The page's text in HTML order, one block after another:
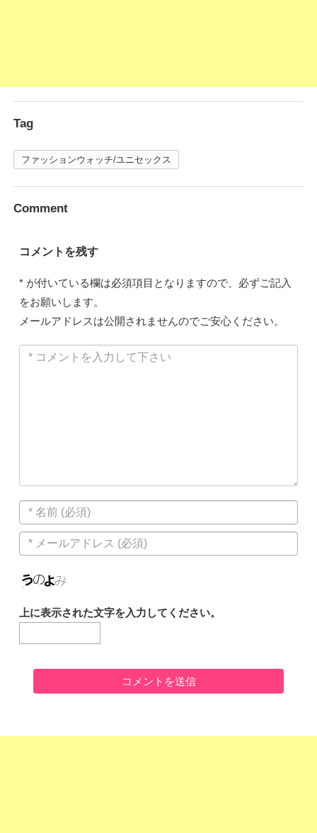
Tag
ファッションウォッチ/ユニセックス
Comment
コメントを残す
* が付いている欄は必須項目となりますので、必ずご記入
をお願いします。
メールアドレスは公開されませんのでご安心ください。
上に表示された文字を入力してください。